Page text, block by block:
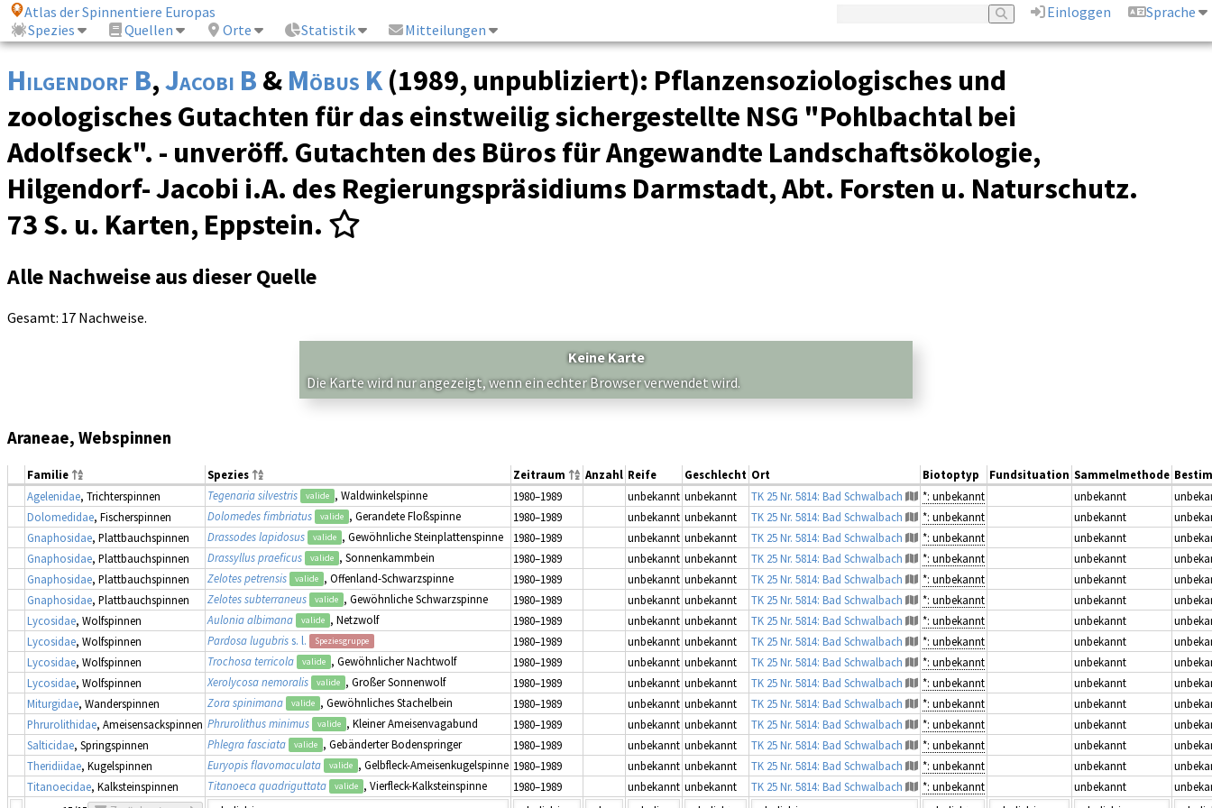
Atlas der Spinnentiere Europas Einloggen
Sprache
Spezies
Quellen Orte Statistik Mitteilungen
Hilgendorf B,Jacobi B & Möbus K(1989, unpubliziert): Pflanzensoziologisches und
zoologisches Gutachten für das einstweilig sichergestellte NSG "Pohlbachtal bei
Adolfseck". - unveröff. Gutachten des Büros für Angewandte Landschaftsökologie,
Hilgendorf- Jacobi i.A. des Regierungspräsidiums Darmstadt, Abt. Forsten u. Naturschutz.
73 S. u. Karten, Eppstein.
Alle Nachweise aus dieser Quelle
Gesamt: 17 Nachweise.
Keine Karte
Die Karte wird nur angezeigt, wenn ein echter Browser verwendet wird.
Araneae, Webspinnen
Familie Spezies Zeitraum Anzahl Reife Geschlecht Ort Biotoptyp Fundsituation Sammelmethode
Agelenidae, Trichterspinnen Tegenaria silvestris valide , Waldwinkelspinne 1980–1989 unbekannt unbekannt TK 25 Nr. 5814: Bad Schwalbach *: unbekannt unbekannt
Dolomedidae, Fischerspinnen Dolomedes fimbriatus valide , Gerandete Floßspinne 1980–1989 unbekannt unbekannt TK 25 Nr. 5814: Bad Schwalbach *: unbekannt unbekannt
Gnaphosidae, Plattbauchspinnen Drassodes lapidosus valide , Gewöhnliche Steinplattenspinne 1980–1989 unbekannt unbekannt TK 25 Nr. 5814: Bad Schwalbach *: unbekannt unbekannt
Gnaphosidae, Plattbauchspinnen Drassyllus praeficus valide , Sonnenkammbein 1980–1989 unbekannt unbekannt TK 25 Nr. 5814: Bad Schwalbach *: unbekannt unbekannt
Gnaphosidae, Plattbauchspinnen Zelotes petrensis valide , Offenland-Schwarzspinne 1980–1989 unbekannt unbekannt TK 25 Nr. 5814: Bad Schwalbach *: unbekannt unbekannt
Gnaphosidae, Plattbauchspinnen Zelotes subterraneus valide , Gewöhnliche Schwarzspinne 1980–1989 unbekannt unbekannt TK 25 Nr. 5814: Bad Schwalbach *: unbekannt unbekannt
Lycosidae, Wolfspinnen Aulonia albimana valide , Netzwolf 1980–1989 unbekannt unbekannt TK 25 Nr. 5814: Bad Schwalbach *: unbekannt unbekannt
Lycosidae, Wolfspinnen Pardosa lugubriss. l. Speziesgruppe 1980–1989 unbekannt unbekannt TK 25 Nr. 5814: Bad Schwalbach *: unbekannt unbekannt
Lycosidae, Wolfspinnen Trochosa terricola valide , Gewöhnlicher Nachtwolf 1980–1989 unbekannt unbekannt TK 25 Nr. 5814: Bad Schwalbach *: unbekannt unbekannt
Lycosidae, Wolfspinnen Xerolycosa nemoralis valide , Großer Sonnenwolf 1980–1989 unbekannt unbekannt TK 25 Nr. 5814: Bad Schwalbach *: unbekannt unbekannt
Miturgidae, Wanderspinnen Zora spinimana valide , Gewöhnliches Stachelbein 1980–1989 unbekannt unbekannt TK 25 Nr. 5814: Bad Schwalbach *: unbekannt unbekannt
Phrurolithidae, Ameisensackspinnen Phrurolithus minimus valide , Kleiner Ameisenvagabund 1980–1989 unbekannt unbekannt TK 25 Nr. 5814: Bad Schwalbach *: unbekannt unbekannt
Salticidae, Springspinnen Phlegra fasciata valide , Gebänderter Bodenspringer 1980–1989 unbekannt unbekannt TK 25 Nr. 5814: Bad Schwalbach *: unbekannt unbekannt
Theridiidae, Kugelspinnen Euryopis flavomaculata valide , Gelbfleck-Ameisenkugelspinne 1980–1989 unbekannt unbekannt TK 25 Nr. 5814: Bad Schwalbach *: unbekannt unbekannt
Titanoecidae, Kalksteinspinnen Titanoeca quadriguttata valide , Vierfleck-Kalksteinspinne 1980–1989 unbekannt unbekannt TK 25 Nr. 5814: Bad Schwalbach *: unbekannt unbekannt